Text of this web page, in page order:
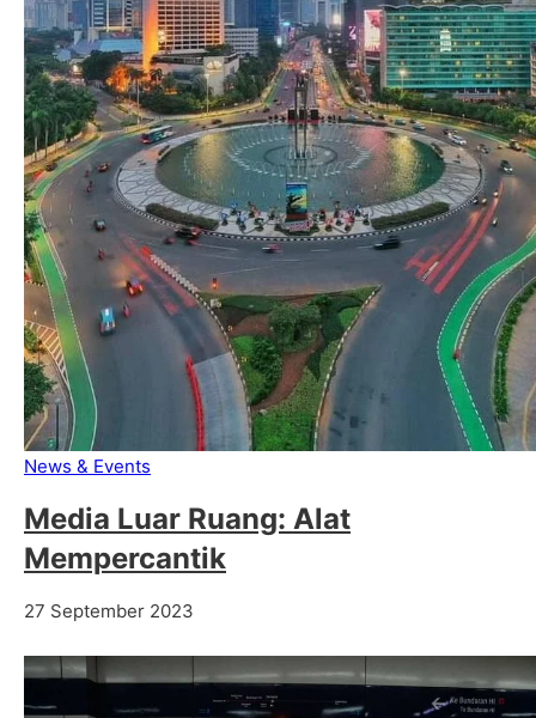
News & Events
Media Luar Ruang: Alat
Mempercantik
27 September 2023